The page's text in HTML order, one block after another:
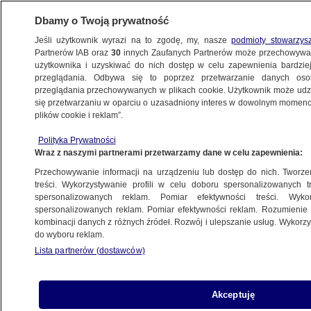
LUBLIN
z mebli. Prokuratura chce dożywocia
Martyna Sokołowska
8.05.2026, 15:35
Posłuchaj artykułu
Czyta lektor AI
Dbamy o Twoją prywatność
Jeśli użytkownik wyrazi na to zgodę, my, naszepodmioty
Partnerów IAB oraz30 innych Zaufanych Partnerów może
użytkownika i uzyskiwać do nich dostęp w celu zapewnienia
przeglądania. Odbywa się to poprzez przetwarzanie danych
przeglądania przechowywanych w plikach cookie. Użytkownik może
się przetwarzaniu w oparciu o uzasadniony interes w dowolnym
plików cookie i reklam”.
Polityka Prywatności
Wraz z naszymi partnerami przetwarzamy dane w celu zapewnienia:
Przechowywanie informacji na urządzeniu lub dostęp do nich.
treści. Wykorzystywanie profili w celu doboru spersonalizowanych
spersonalizowanych reklam. Pomiar efektywności treści.
spersonalizowanych reklam. Pomiar efektywności reklam.
kombinacji danych z różnych źródeł. Rozwój i ulepszanie usług.
do wyboru reklam.
Lista partnerów (dostawców)
Akceptuję